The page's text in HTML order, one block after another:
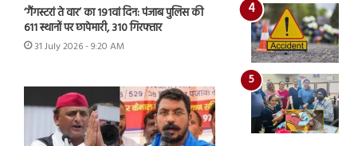
‘गैंगस्टरां ते वार’ का 191वां दिन: पंजाब पुलिस की
611 स्थानों पर छापेमारी, 310 गिरफ्तार
31 July 2026 - 9:20 AM